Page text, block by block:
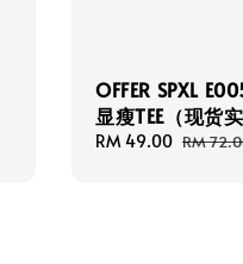
OFFER SPXL
显瘦TEE（现货实
Sale
RM 49.00 Regular
RM